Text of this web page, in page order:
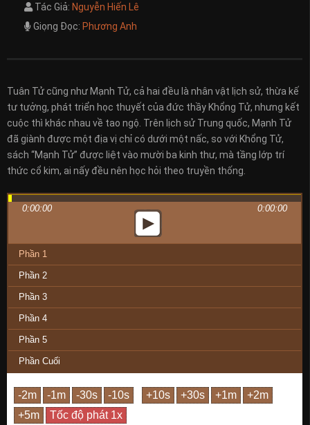
Tác Giả: Nguyễn Hiến Lê
Giọng Đọc: Phương Anh
Tuân Tử cũng như Mạnh Tử, cả hai đều là nhân vật lịch sử, thừa kế
tư tưởng, phát triển học thuyết của đức thầy Khổng Tử, nhưng kết
cuộc thì khác nhau về tao ngộ. Trên lịch sử Trung quốc, Mạnh Tử
đã giành được một địa vị chỉ có dưới một nấc, so với Khổng Tử,
sách “Mạnh Tử” được liệt vào mười ba kinh thư, mà tầng lớp trí
thức cổ kim, ai nấy đều nên học hỏi theo truyền thống.
0:00:00 0:00:00
Phần 1
Phần 2
Phần 3
Phần 4
Phần 5
Phần Cuối